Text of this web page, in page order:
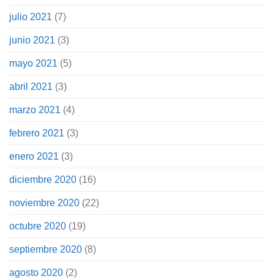
julio 2021 (7)
junio 2021 (3)
mayo 2021 (5)
abril 2021 (3)
marzo 2021 (4)
febrero 2021 (3)
enero 2021 (3)
diciembre 2020 (16)
noviembre 2020 (22)
octubre 2020 (19)
septiembre 2020 (8)
agosto 2020 (2)